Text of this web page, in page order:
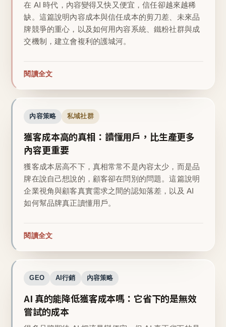
在 AI 時代，內容變得又快又便宜，信任卻越來越稀
缺。這篇說明內容成本與信任成本的剪刀差、未來品
牌競爭的重心，以及如何用內容系統、鐵粉社群與成
交機制，建立會複利的護城河。
閱讀全文
內容策略 私域社群
獲客成本高的真相：讀懂用戶，比生產更多
內容更重要
獲客成本居高不下，真相常常不是內容太少，而是品
牌在說自己想說的，顧客卻在問別的問題。這篇說明
企業視角與顧客真實需求之間的認知落差，以及 AI
如何幫品牌真正讀懂用戶。
閱讀全文
GEO AI行銷 內容策略
AI 真的能降低獲客成本嗎：它省下的是無效
嘗試的成本